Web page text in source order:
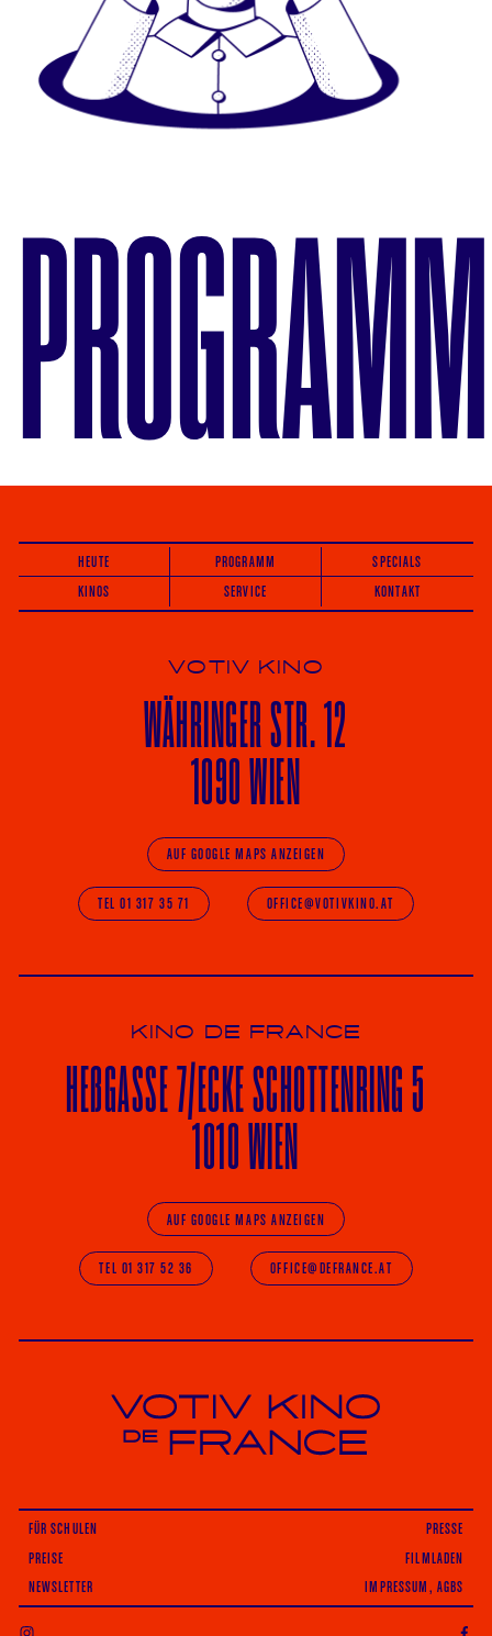
PROGRAMM
HEUTE PROGRAMM
SPECIALS
KINOS
SERVICE KONTAKT
VOTIV KINO
WÄHRINGERSTR. 12
1090 WIEN
AUF GOOGLE MAPS ANZEIGEN
TEL 01 317 35 71 OFFICE@VOTIVKINO.AT
KINO DE FRANCE
HEßGASSE 7/ECKESCHOTTENRING 5
1010 WIEN
AUF GOOGLE MAPS ANZEIGEN
TEL 01 317 52 36 OFFICE@DEFRANCE.AT
Votiv Kino und Kino De France in Wien
FÜR SCHULEN
PRESSE
PREISE
FILMLADEN
NEWSLETTER IMPRESSUM, AGBS